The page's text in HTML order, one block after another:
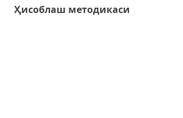
Ҳисоблаш методикаси